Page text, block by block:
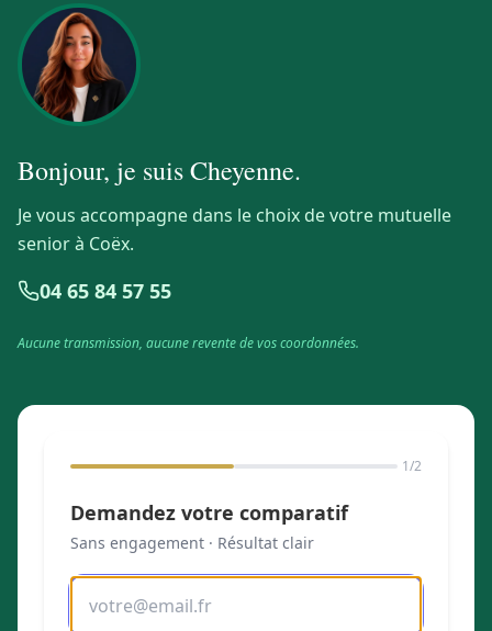
Bonjour, je suisCheyenne.
Je vous accompagne dans le choix de votre mutuelle
senior à Coëx.
04 65 84 57 55
Aucune transmission, aucune revente de vos coordonnées.
1/2
Demandez votre comparatif
Sans engagement · Résultat clair